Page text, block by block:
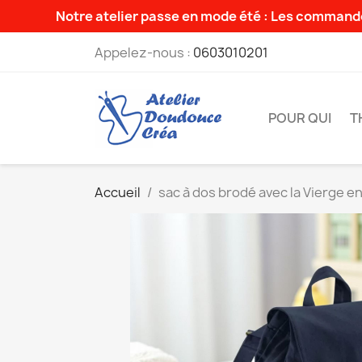
Notre atelier passe en mode été : Les
Appelez-nous : 0603010201
POUR QUI
Accueil sac à dos brodé avec la Vierge